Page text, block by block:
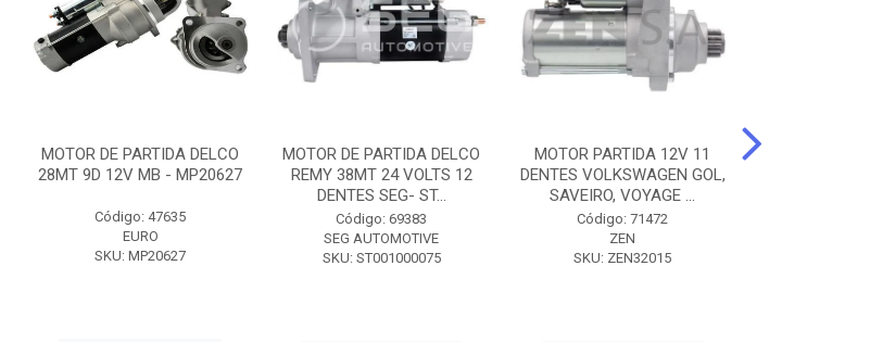
MOTOR DE PARTIDA DELCO
28MT 9D 12V MB - MP20627
Código: 47635
EURO
SKU: MP20627
MOTOR DE PARTIDA DELCO
REMY 38MT 24 VOLTS 12
DENTES SEG- ST...
Código: 69383
SEG AUTOMOTIVE
SKU: ST001000075
MOTOR PARTIDA 12V 11
DENTES VOLKSWAGEN GOL,
SAVEIRO, VOYAGE ...
Código: 71472
ZEN
SKU: ZEN32015